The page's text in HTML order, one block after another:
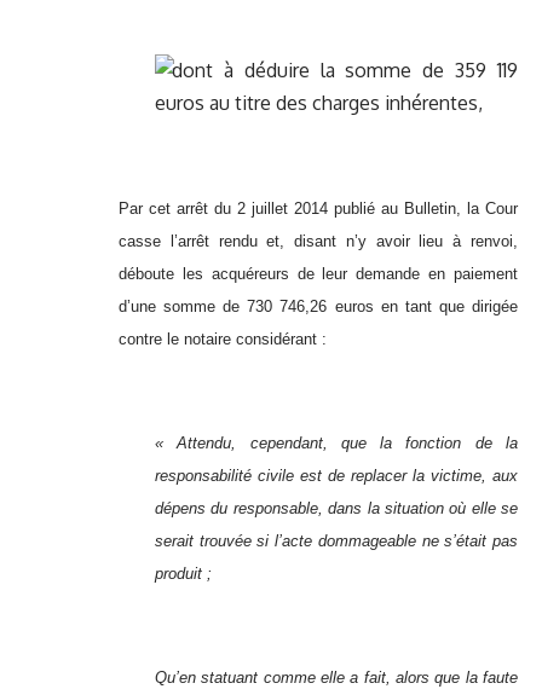
dont à déduire la somme de 359 119
euros au titre des charges inhérentes,
Par cet arrêt du 2 juillet 2014 publié au Bulletin, la Cour
casse l’arrêt rendu et, disant n’y avoir lieu à renvoi,
déboute les acquéreurs de leur demande en paiement
d’une somme de 730 746,26 euros en tant que dirigée
contre le notaire considérant :
« Attendu, cependant, que la fonction de la
responsabilité civile est de replacer la victime, aux
dépens du responsable, dans la situation où elle se
serait trouvée si l’acte dommageable ne s’était pas
produit ;
Qu’en statuant comme elle a fait, alors que la faute